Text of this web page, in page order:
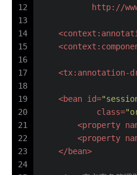
12
13
14
15
16
17
18
19
20
21
22
23
24
http://
<
<
<tx:annotation-
<bean id=
class=
<property
<property
</bean>